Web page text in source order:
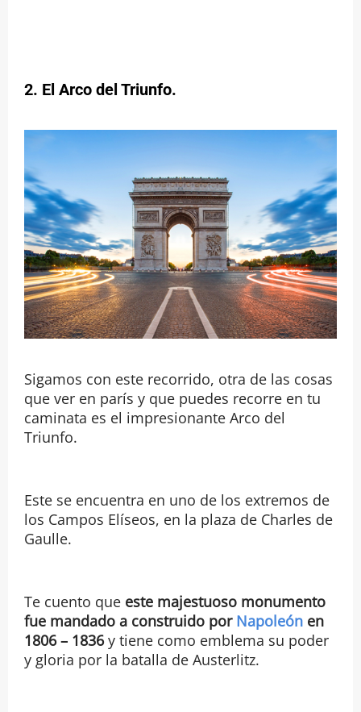
2. El Arco del Triunfo.
Sigamos con este recorrido, otra de las cosas
que ver en parís y que puedes recorre en tu
caminata es el impresionante Arco del
Triunfo.
Este se encuentra en uno de los extremos de
los Campos Elíseos, en la plaza de Charles de
Gaulle.
Te cuento que este majestuoso monumento
fue mandado a construido por Napoleónen
1806 – 1836y tiene como emblema su poder
y gloria por la batalla de Austerlitz.